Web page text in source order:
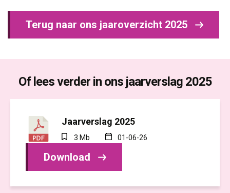
Terug naar ons jaaroverzicht 2025
Of lees verder in ons jaarverslag 2025
Jaarverslag 2025
3 Mb 01-06-26
Download